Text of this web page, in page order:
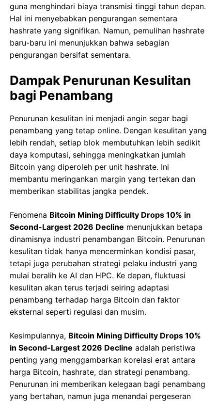
guna menghindari biaya transmisi tinggi tahun depan.
Hal ini menyebabkan pengurangan sementara
hashrate yang signifikan. Namun, pemulihan hashrate
baru-baru ini menunjukkan bahwa sebagian
pengurangan bersifat sementara.
Dampak Penurunan Kesulitan
bagi Penambang
Penurunan kesulitan ini menjadi angin segar bagi
penambang yang tetap online. Dengan kesulitan yang
lebih rendah, setiap blok membutuhkan lebih sedikit
daya komputasi, sehingga meningkatkan jumlah
Bitcoin yang diperoleh per unit hashrate. Ini
membantu meringankan margin yang tertekan dan
memberikan stabilitas jangka pendek.
Fenomena Bitcoin Mining Difficulty Drops 10% in
Second-Largest 2026 Decline menunjukkan betapa
dinamisnya industri penambangan Bitcoin. Penurunan
kesulitan tidak hanya mencerminkan kondisi pasar,
tetapi juga perubahan strategi pelaku industri yang
mulai beralih ke AI dan HPC. Ke depan, fluktuasi
kesulitan akan terus terjadi seiring adaptasi
penambang terhadap harga Bitcoin dan faktor
eksternal seperti regulasi dan musim.
Kesimpulannya, Bitcoin Mining Difficulty Drops 10%
in Second-Largest 2026 Decline adalah peristiwa
penting yang menggambarkan korelasi erat antara
harga Bitcoin, hashrate, dan strategi penambang.
Penurunan ini memberikan kelegaan bagi penambang
yang bertahan, namun juga menandai pergeseran